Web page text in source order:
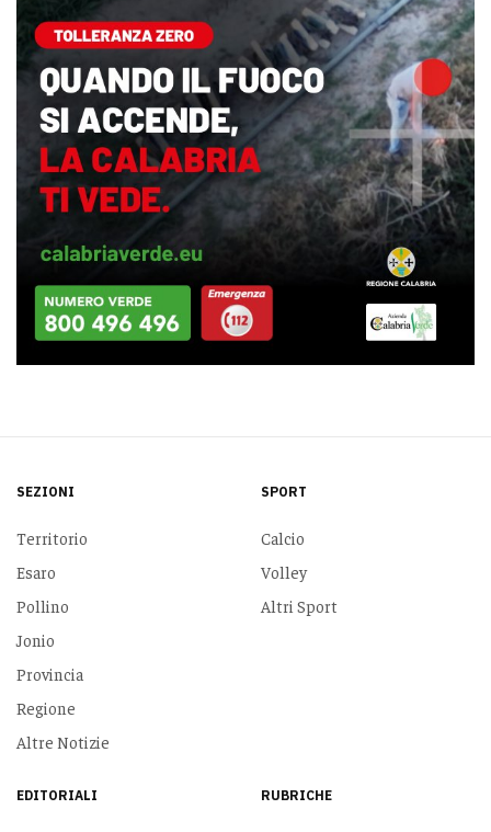
SEZIONI
Territorio
Esaro
Pollino
Jonio
Provincia
Regione
Altre Notizie
SPORT
Calcio
Volley
Altri Sport
EDITORIALI RUBRICHE